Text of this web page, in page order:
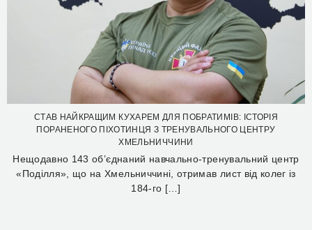
СТАВ НАЙКРАЩИМ КУХАРЕМ ДЛЯ ПОБРАТИМІВ: ІСТОРІЯ
ПОРАНЕНОГО ПІХОТИНЦЯ З ТРЕНУВАЛЬНОГО ЦЕНТРУ
ХМЕЛЬНИЧЧИНИ
Нещодавно 143 об’єднаний навчально-тренувальний центр
«Поділля», що на Хмельниччині, отримав лист від колег із
184-го […]